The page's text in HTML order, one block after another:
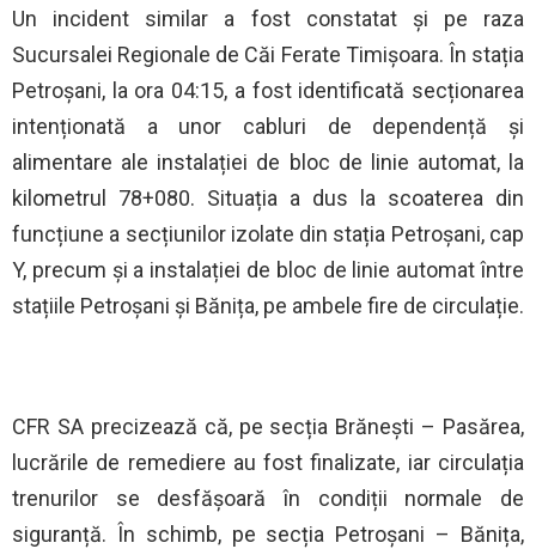
Un incident similar a fost constatat și pe raza
Sucursalei Regionale de Căi Ferate Timișoara. În stația
Petroșani, la ora 04:15, a fost identificată secționarea
intenționată a unor cabluri de dependență și
alimentare ale instalației de bloc de linie automat, la
kilometrul 78+080. Situația a dus la scoaterea din
funcțiune a secțiunilor izolate din stația Petroșani, cap
Y, precum și a instalației de bloc de linie automat între
stațiile Petroșani și Bănița, pe ambele fire de circulație.
CFR SA precizează că, pe secția Brănești – Pasărea,
lucrările de remediere au fost finalizate, iar circulația
trenurilor se desfășoară în condiții normale de
siguranță. În schimb, pe secția Petroșani – Bănița,